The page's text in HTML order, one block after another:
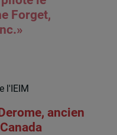
Forget,
l'IEIM
ancien